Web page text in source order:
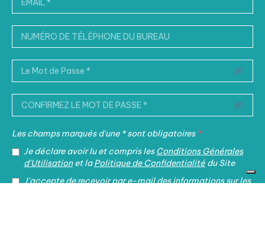
Les champs marqués d'une * sont obligatoires *
Je déclare avoir lu et compris les Conditions Générales
d'Utilisationet laPolitique de Confidentialité du Site
J'accepte de recevoir par e-mail des informations sur les